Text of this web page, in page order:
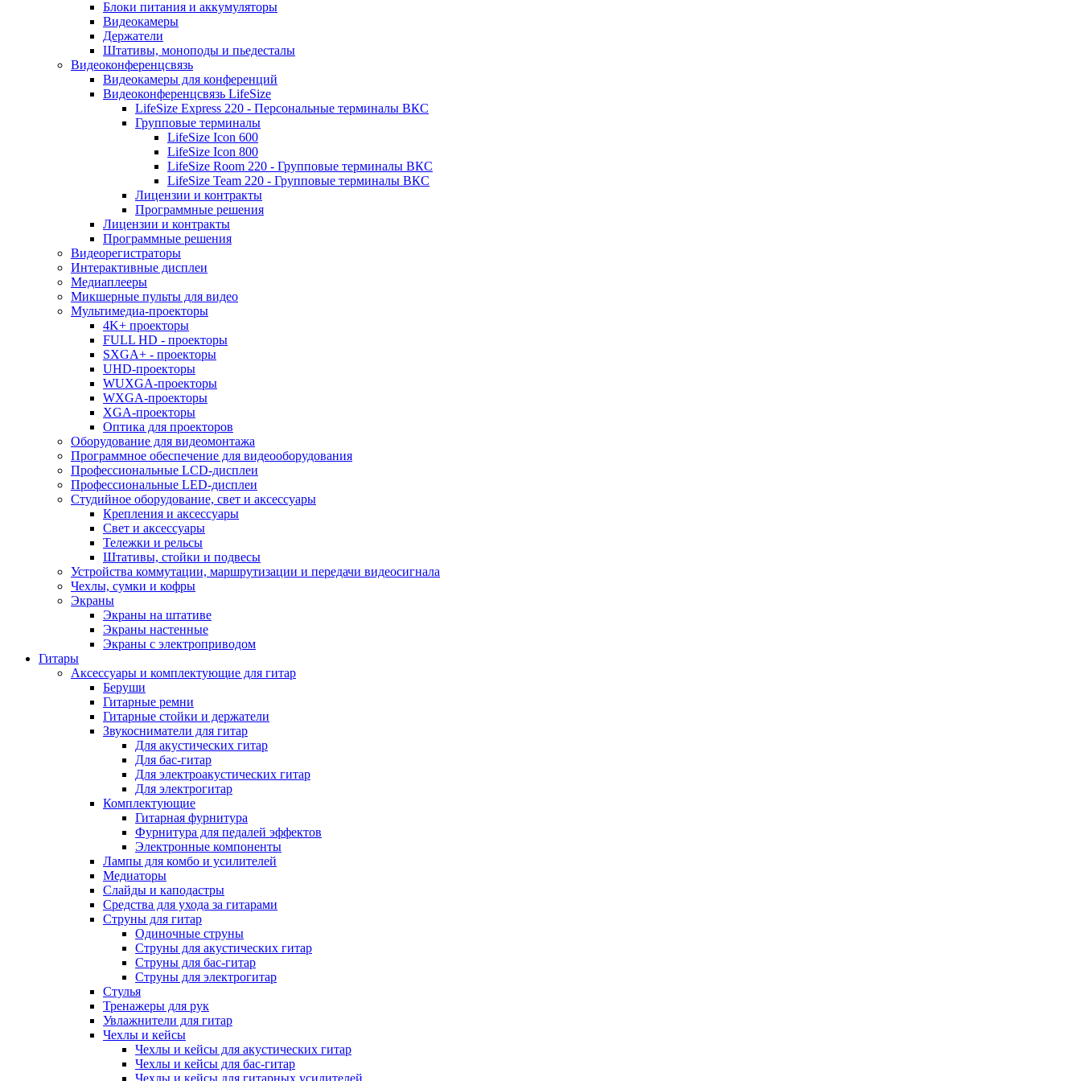
Блоки питания и аккумуляторы
Видеокамеры
Держатели
Штативы, моноподы и пьедесталы
Видеоконференцсвязь
Видеокамеры для конференций
Видеоконференцсвязь LifeSize
LifeSize Express 220 - Персональные терминалы ВКС
Групповые терминалы
LifeSize Icon 600
LifeSize Icon 800
LifeSize Room 220 - Групповые терминалы ВКС
LifeSize Team 220 - Групповые терминалы ВКС
Лицензии и контракты
Программные решения
Лицензии и контракты
Программные решения
Видеорегистраторы
Интерактивные дисплеи
Медиаплееры
Микшерные пульты для видео
Мультимедиа-проекторы
4K+ проекторы
FULL HD - проекторы
SXGA+ - проекторы
UHD-проекторы
WUXGA-проекторы
WXGA-проекторы
XGA-проекторы
Оптика для проекторов
Оборудование для видеомонтажа
Программное обеспечение для видеооборудования
Профессиональные LCD-дисплеи
Профессиональные LED-дисплеи
Студийное оборудование, свет и аксессуары
Крепления и аксессуары
Свет и аксессуары
Тележки и рельсы
Штативы, стойки и подвесы
Устройства коммутации, маршрутизации и передачи видеосигнала
Чехлы, сумки и кофры
Экраны
Экраны на штативе
Экраны настенные
Экраны с электроприводом
Гитары
Аксессуары и комплектующие для гитар
Беруши
Гитарные ремни
Гитарные стойки и держатели
Звукосниматели для гитар
Для акустических гитар
Для бас-гитар
Для электроакустических гитар
Для электрогитар
Комплектующие
Гитарная фурнитура
Фурнитура для педалей эффектов
Электронные компоненты
Лампы для комбо и усилителей
Медиаторы
Слайды и каподастры
Средства для ухода за гитарами
Струны для гитар
Одиночные струны
Струны для акустических гитар
Струны для бас-гитар
Струны для электрогитар
Стулья
Тренажеры для рук
Увлажнители для гитар
Чехлы и кейсы
Чехлы и кейсы для акустических гитар
Чехлы и кейсы для бас-гитар
Чехлы и кейсы для гитарных усилителей